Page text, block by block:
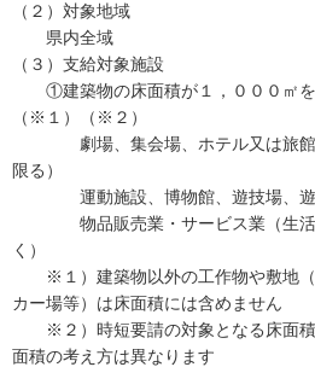
（２）対象地域
県内全域
（３）支給対象施設
①建築物の床面積が１，０００㎡を
（※１）（※２）
劇場、集会場、ホテル又は旅館
限る）
運動施設、博物館、遊技場、遊
物品販売業・サービス業（生活
く）
※１）建築物以外の工作物や敷地（
カー場等）は床面積には含めません
※２）時短要請の対象となる床面積
面積の考え方は異なります